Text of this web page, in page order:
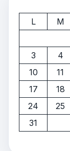
L
M
3
4
10
11
17
18
24
25
31